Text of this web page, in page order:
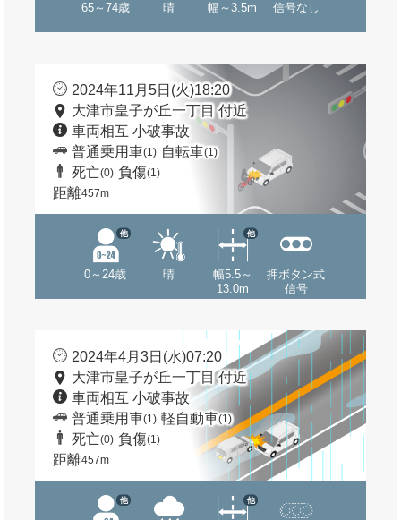
65～74歳 晴 幅～3.5m 信号なし
2024年11月5日(火)18:20
大津市皇子が丘一丁目 付近
車両相互 小破事故
普通乗用車(1) 自転車(1)
死亡(0) 負傷(1)
距離457m
0～24歳
他
晴
幅5.5～
13.0m
他
押ボタン式
信号
2024年4月3日(水)07:20
大津市皇子が丘一丁目 付近
車両相互 小破事故
普通乗用車(1) 軽自動車(1)
死亡(0) 負傷(1)
距離457m
他 他